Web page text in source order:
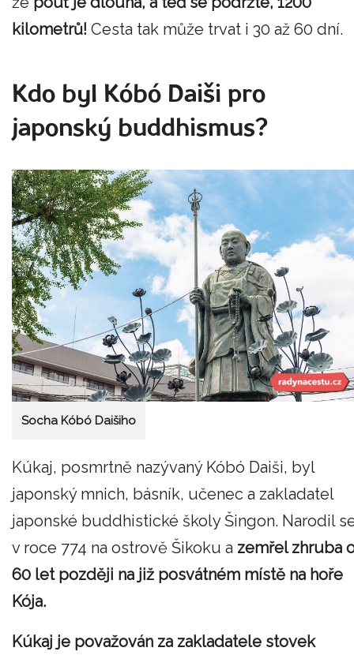
kilometrů! Cesta tak může trvat i 30 až 60 dní.
Kdo byl Kóbó Daiši pro
japonský buddhismus?
Socha Kóbó Daišiho
Kúkaj, posmrtně nazývaný Kóbó Daiši, byl
japonský mnich, básník, učenec a zakladatel
japonské buddhistické školy Šingon. Narodil
v roce 774 na ostrově Šikoku a zemřel zhruba
60 let později na již posvátném místě na hoře
Kója.
Kúkaj je považován za zakladatele stovek